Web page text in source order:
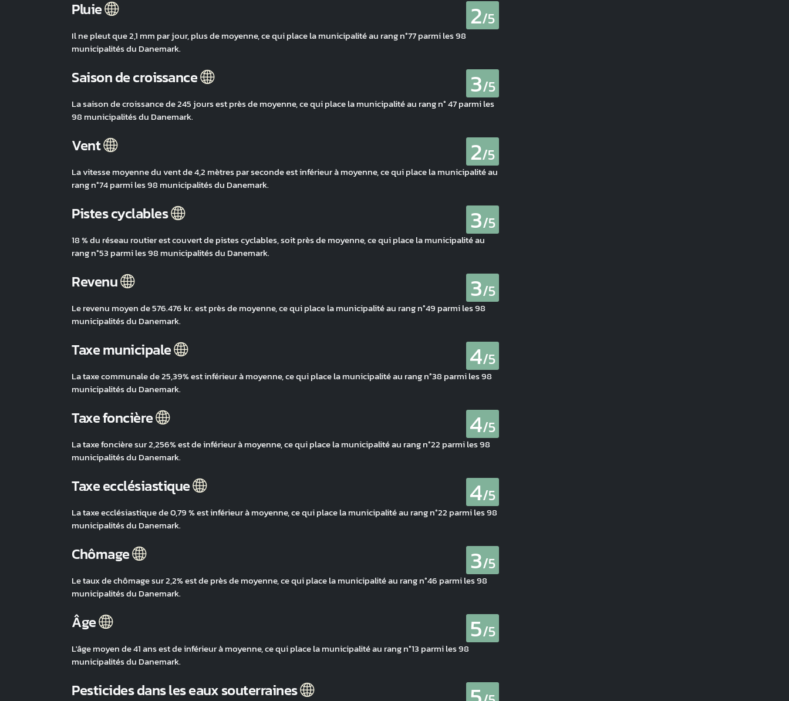
Pluie 2/5
Il ne pleut que 2,1 mm par jour, plus de moyenne, ce qui place la municipalité au rang n°77 parmi les 98
municipalités du Danemark.
Saison de croissance 3/5
La saison de croissance de 245 jours est près de moyenne, ce qui place la municipalité au rang n° 47 parmi les
98 municipalités du Danemark.
Vent 2/5
La vitesse moyenne du vent de 4,2 mètres par seconde est inférieur à moyenne, ce qui place la municipalité au
rang n°74 parmi les 98 municipalités du Danemark.
Pistes cyclables 3/5
18 % du réseau routier est couvert de pistes cyclables, soit près de moyenne, ce qui place la municipalité au
rang n°53 parmi les 98 municipalités du Danemark.
Revenu 3/5
Le revenu moyen de 576.476 kr. est près de moyenne, ce qui place la municipalité au rang n°49 parmi les 98
municipalités du Danemark.
Taxe municipale 4/5
La taxe communale de 25,39% est inférieur à moyenne, ce qui place la municipalité au rang n°38 parmi les 98
municipalités du Danemark.
Taxe foncière 4/5
La taxe foncière sur 2,256% est de inférieur à moyenne, ce qui place la municipalité au rang n°22 parmi les 98
municipalités du Danemark.
Taxe ecclésiastique 4/5
La taxe ecclésiastique de 0,79 % est inférieur à moyenne, ce qui place la municipalité au rang n°22 parmi les 98
municipalités du Danemark.
Chômage 3/5
Le taux de chômage sur 2,2% est de près de moyenne, ce qui place la municipalité au rang n°46 parmi les 98
municipalités du Danemark.
Âge 5/5
L'âge moyen de 41 ans est de inférieur à moyenne, ce qui place la municipalité au rang n°13 parmi les 98
municipalités du Danemark.
Pesticides dans les eaux souterraines